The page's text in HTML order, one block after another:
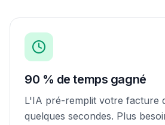
90 % de temps gagné
L'IA pré-remplit votre facture
quelques secondes. Plus